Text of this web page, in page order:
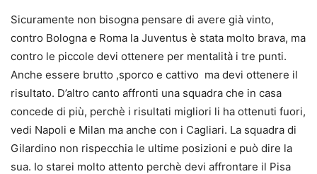
Sicuramente non bisogna pensare di avere già vinto,
contro Bologna e Roma la Juventus è stata molto brava, ma
contro le piccole devi ottenere per mentalità i tre punti.
Anche essere brutto ,sporco e cattivo ma devi ottenere il
risultato. D’altro canto affronti una squadra che in casa
concede di più, perchè i risultati migliori li ha ottenuti fuori,
vedi Napoli e Milan ma anche con i Cagliari. La squadra di
Gilardino non rispecchia le ultime posizioni e può dire la
sua. Io starei molto attento perchè devi affrontare il Pisa